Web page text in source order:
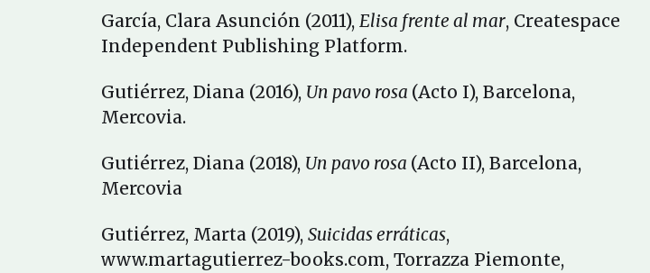
García, Clara Asunción (2011), Elisa frente al mar, Createspace
Independent Publishing Platform.
Gutiérrez, Diana (2016), Un pavo rosa (Acto I), Barcelona,
Mercovia.
Gutiérrez, Diana (2018), Un pavo rosa (Acto II), Barcelona,
Mercovia
Gutiérrez, Marta (2019), Suicidas erráticas,
www.martagutierrez-books.com, Torrazza Piemonte,